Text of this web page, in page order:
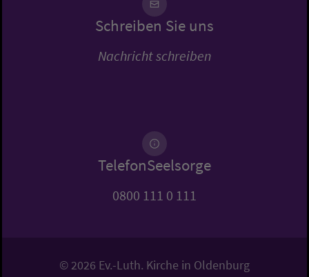
Schreiben Sie uns
Nachricht schreiben
TelefonSeelsorge
0800 111 0 111
© 2026 Ev.-Luth. Kirche in Oldenburg